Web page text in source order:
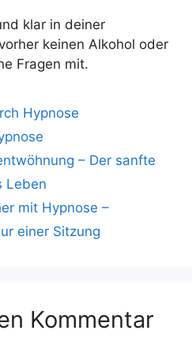
klar in deiner
keinen Alkohol oder
Fragen mit.
Hypnose
– Der sanfte
Leben
mit Hypnose –
einer Sitzung
Kommentar